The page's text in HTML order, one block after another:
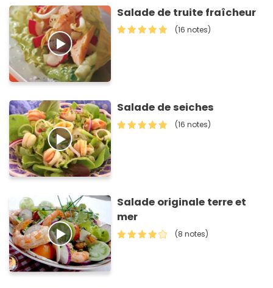
Salade de truite fraîcheur
(16 notes)
Salade de seiches
(16 notes)
Salade originale terre et
mer
(8 notes)